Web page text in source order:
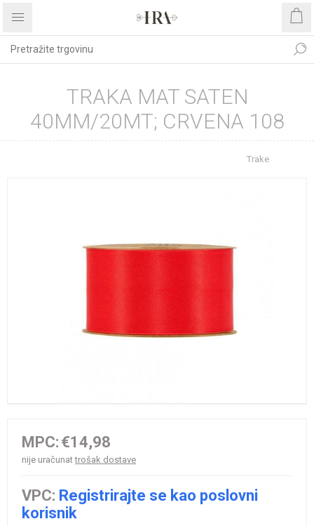
TRAKA MAT SATEN
40MM/20MT; CRVENA 108
Trake
MPC: €14,98
nije uračunattrošak dostave
VPC: Registrirajte se kao poslovni
korisnik